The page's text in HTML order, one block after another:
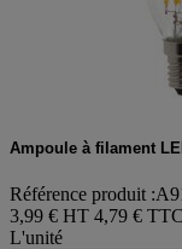
Ampoule à filament
Référence produit
3,99 € HT 4,79 € TTC
L'unité